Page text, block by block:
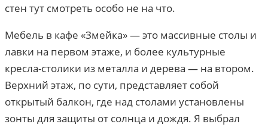
стен тут смотреть особо не на что.
Мебель в кафе «Змейка» — это массивные столы и
лавки на первом этаже, и более культурные
кресла-столики из металла и дерева — на втором.
Верхний этаж, по сути, представляет собой
открытый балкон, где над столами установлены
зонты для защиты от солнца и дождя. Я выбрал